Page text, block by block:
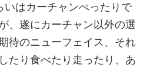
はカーチャンべったりで
、遂にカーチャン以外の選
待のニューフェイス、それ
たり食べたり走ったり、あ